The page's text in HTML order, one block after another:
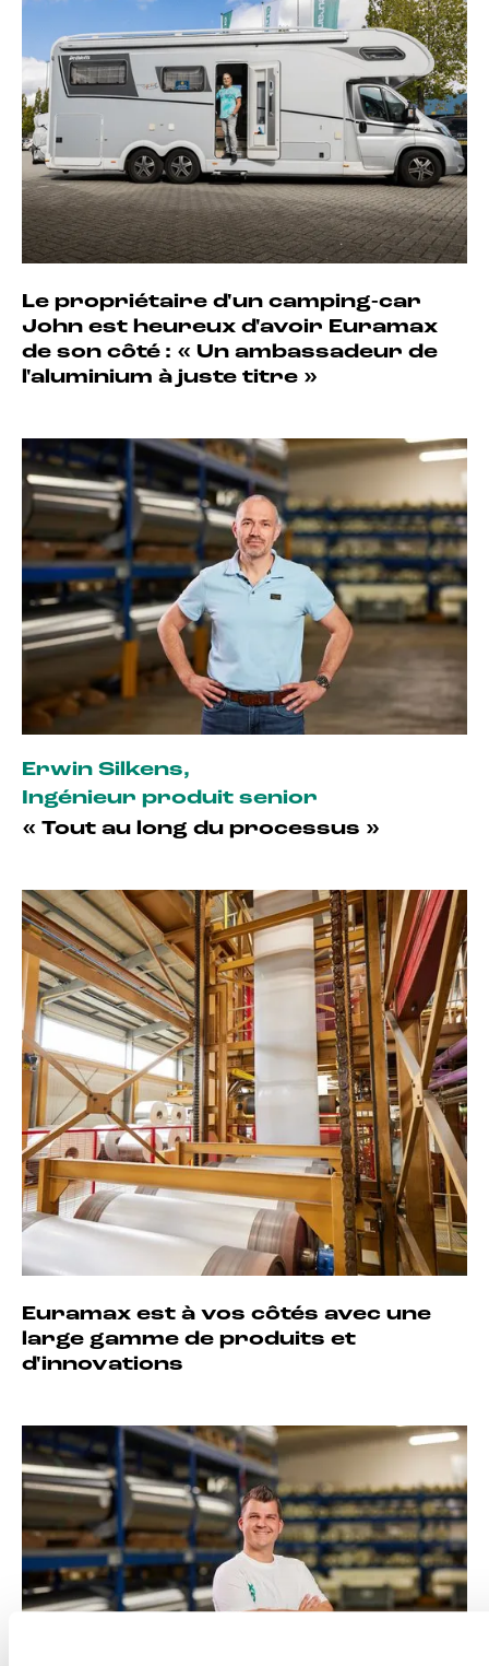
Le propriétaire d'un camping-car
John est heureux d'avoir Euramax
de son côté : « Un ambassadeur de
l'aluminium à juste titre »
Erwin Silkens,
Ingénieur produit senior
« Tout au long du processus »
Euramax est à vos côtés avec une
large gamme de produits et
d'innovations